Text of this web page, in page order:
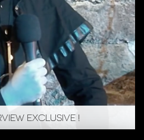
EXCLUSIVE !